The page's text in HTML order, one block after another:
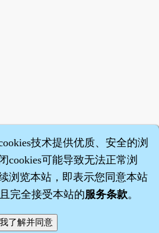
·沈药子©2008～2026
技术提供优质、安全的浏
cookies可能导致无法正常浏
浏览本站，即表示您同意本站
完全接受本站的服务条款。